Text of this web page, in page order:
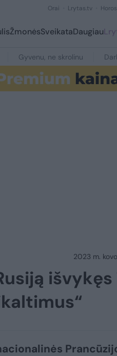
Orai Lrytas.tv
ŽmonėsSveikataDaugiau
Gyvenu, ne skrolinu
2023 m.
išvykęs